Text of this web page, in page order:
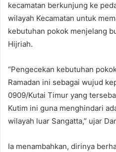
kecamatan berkunjung ke
wilayah Kecamatan untuk
kebutuhan pokok menjelang
Hijriah.
“Pengecekan kebutuhan
Ramadan ini sebagai wujud
0909/Kutai Timur yang
Kutim ini guna menghindari
wilayah luar Sangatta,” ujar
Ia menambahkan, dirinya